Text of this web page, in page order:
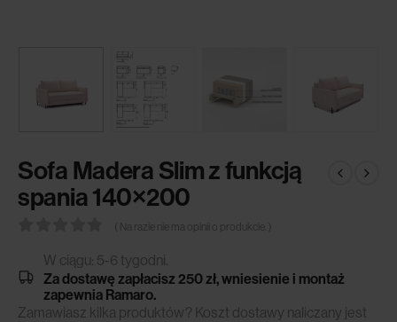
Sofa Madera Slim z funkcją
spania 140×200
( Na razie nie ma opinii o produkcie. )
W ciągu: 5-6 tygodni.
Za dostawę zapłacisz 250 zł, wniesienie i montaż
zapewnia Ramaro.
Zamawiasz kilka produktów? Koszt dostawy naliczany jest